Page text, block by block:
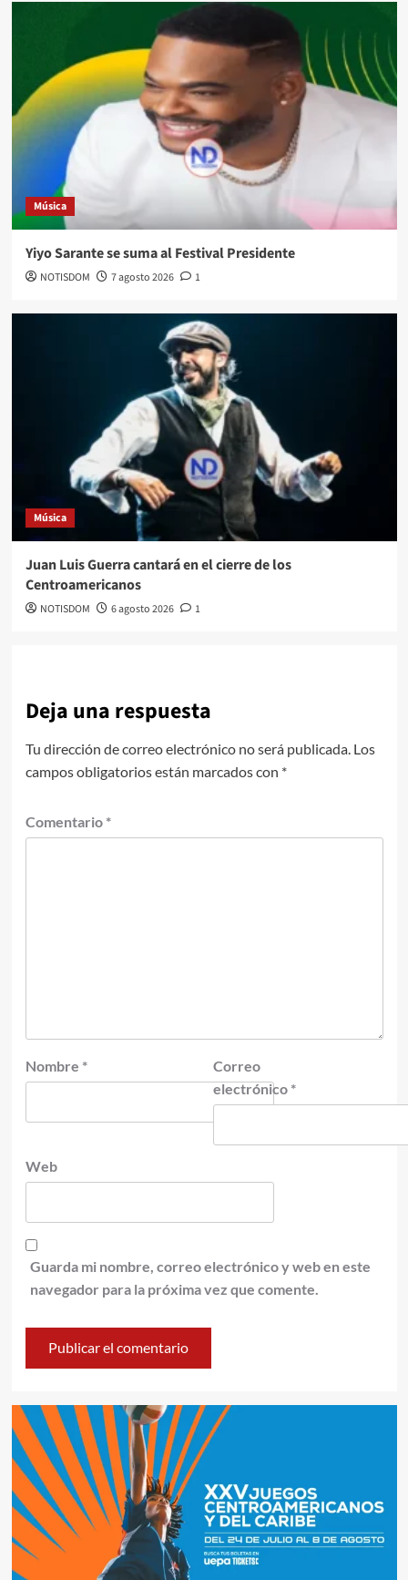
Música
Yiyo Sarante se suma al Festival Presidente
NOTISDOM 7 agosto 2026 1
Música
Juan Luis Guerra cantará en el cierre de los
Centroamericanos
NOTISDOM 6 agosto 2026 1
Deja una respuesta
Tu dirección de correo electrónico no será publicada. Los
campos obligatorios están marcados con *
Comentario *
Nombre *
Correo
electrónico *
Web
Guarda mi nombre, correo electrónico y web en este
navegador para la próxima vez que comente.